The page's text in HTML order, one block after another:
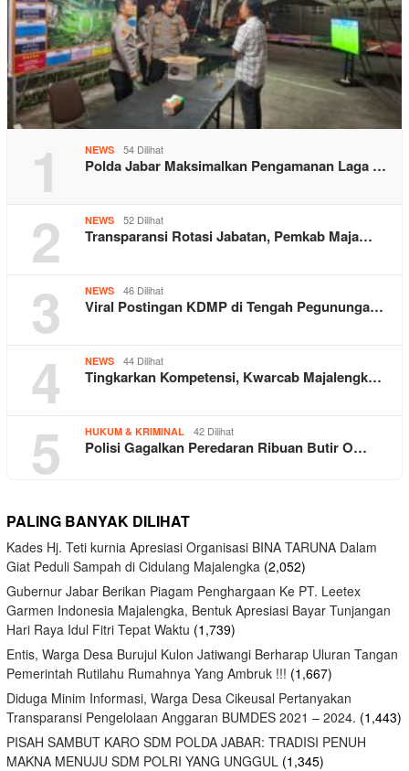
1 NEWS 54 Dilihat
Polda Jabar Maksimalkan Pengamanan Laga …
2 NEWS 52 Dilihat
Transparansi Rotasi Jabatan, Pemkab Maja…
3 NEWS 46 Dilihat
Viral Postingan KDMP di Tengah Pegununga…
4 NEWS 44 Dilihat
Tingkarkan Kompetensi, Kwarcab Majalengk…
5 HUKUM & KRIMINAL 42 Dilihat
Polisi Gagalkan Peredaran Ribuan Butir O…
PALING BANYAK DILIHAT
Kades Hj. Teti kurnia Apresiasi Organisasi BINA TARUNA Dalam
Giat Peduli Sampah di Cidulang Majalengka (2,052)
Gubernur Jabar Berikan Piagam Penghargaan Ke PT. Leetex
Garmen Indonesia Majalengka, Bentuk Apresiasi Bayar Tunjangan
Hari Raya Idul Fitri Tepat Waktu (1,739)
Entis, Warga Desa Burujul Kulon Jatiwangi Berharap Uluran Tangan
Pemerintah Rutilahu Rumahnya Yang Ambruk !!! (1,667)
Diduga Minim Informasi, Warga Desa Cikeusal Pertanyakan
Transparansi Pengelolaan Anggaran BUMDES 2021 – 2024. (1,443)
PISAH SAMBUT KARO SDM POLDA JABAR: TRADISI PENUH
MAKNA MENUJU SDM POLRI YANG UNGGUL (1,345)